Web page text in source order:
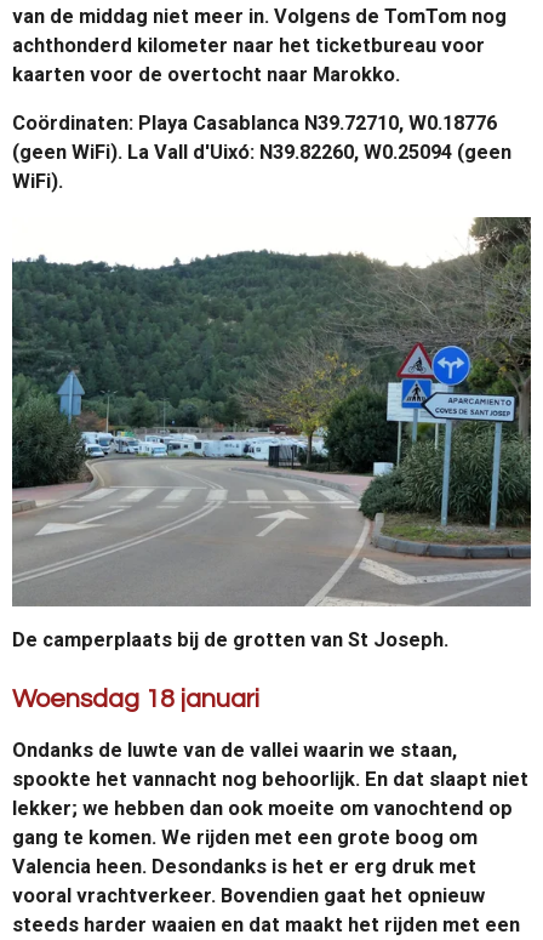
van de middag niet meer in. Volgens de TomTom nog
achthonderd kilometer naar het ticketbureau voor
kaarten voor de overtocht naar Marokko.
Coördinaten: Playa Casablanca N39.72710, W0.18776
(geen WiFi). La Vall d'Uixó: N39.82260, W0.25094 (geen
WiFi).
De camperplaats bij de grotten van St Joseph.
Woensdag 18 januari
Ondanks de luwte van de vallei waarin we staan,
spookte het vannacht nog behoorlijk. En dat slaapt niet
lekker; we hebben dan ook moeite om vanochtend op
gang te komen. We rijden met een grote boog om
Valencia heen. Desondanks is het er erg druk met
vooral vrachtverkeer. Bovendien gaat het opnieuw
steeds harder waaien en dat maakt het rijden met een